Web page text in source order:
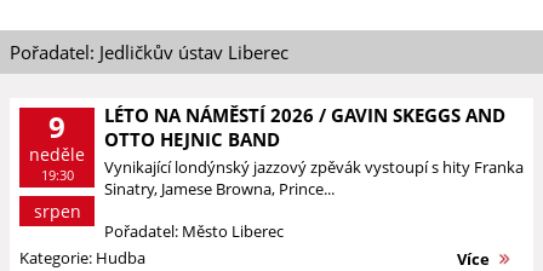
Pořadatel: Jedličkův ústav Liberec
9
neděle
19:30
srpen
LÉTO NA NÁMĚSTÍ 2026 / GAVIN SKEGGS AND
OTTO HEJNIC BAND
Vynikající londýnský jazzový zpěvák vystoupí s hity Franka
Sinatry, Jamese Browna, Prince...
Pořadatel: Město Liberec
Kategorie: Hudba
Více